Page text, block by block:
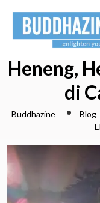
Heneng,
di
Buddhazine Blog